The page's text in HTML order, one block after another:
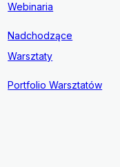
Webinaria
Nadchodzące
Warsztaty
Portfolio Warsztatów